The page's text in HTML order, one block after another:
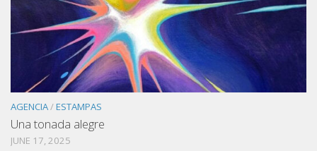
AGENCIA/ESTAMPAS
Una tonada alegre
JUNE 17, 2025